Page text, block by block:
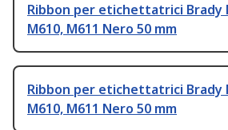
Ribbon per etichettatrici Brady
M610, M611 Nero 50 mm
Ribbon per etichettatrici Brady
M610, M611 Nero 50 mm